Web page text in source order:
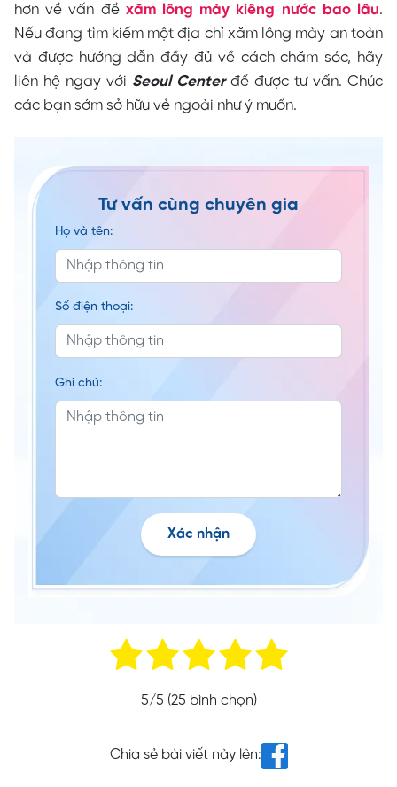
hơn về vấn đề xăm lông mày kiêng nước bao lâu.
Nếu đang tìm kiếm một địa chỉ xăm lông mày an toàn
và được hướng dẫn đầy đủ về cách chăm sóc, hãy
liên hệ ngay với Seoul Centerđể được tư vấn. Chúc
các bạn sớm sở hữu vẻ ngoài như ý muốn.
Tư vấn cùng chuyên gia
Họ và tên:
Số điện thoại:
Ghi chú:
Xác nhận
5/5 (25 bình chọn)
Chia sẻ bài viết này lên: